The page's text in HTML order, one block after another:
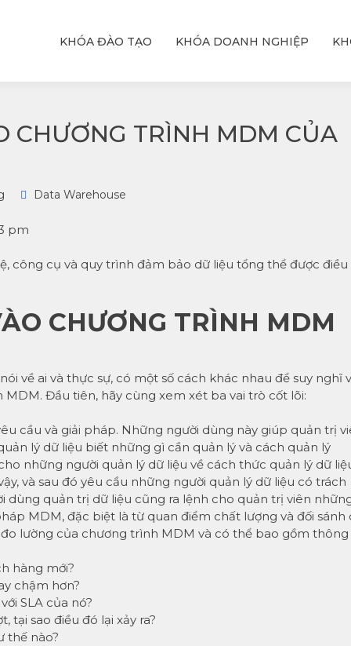
KHÓA ĐÀO TẠO KHÓA DOANH NGHIỆP
CHƯƠNG TRÌNH MDM CỦA
Data Warehouse
pm
công cụ và quy trình đảm bảo dữ liệu tổng thể được điều
CHƯƠNG TRÌNH MDM
về ai và thực sự, có một số cách khác nhau để suy nghĩ
MDM. Đầu tiên, hãy cùng xem xét ba vai trò cốt lõi:
cầu và giải pháp. Những người dùng này giúp quản trị
lý dữ liệu biết những gì cần quản lý và cách quản lý
những người quản lý dữ liệu về cách thức quản lý dữ
và sau đó yêu cầu những người quản lý dữ liệu có trách
dùng quản trị dữ liệu cũng ra lệnh cho quản trị viên
MDM, đặc biệt là từ quan điểm chất lượng và đối sánh
lường của chương trình MDM và có thể bao gồm
hàng mới?
chậm hơn?
SLA của nó?
tại sao điều đó lại xảy ra?
thế nào?